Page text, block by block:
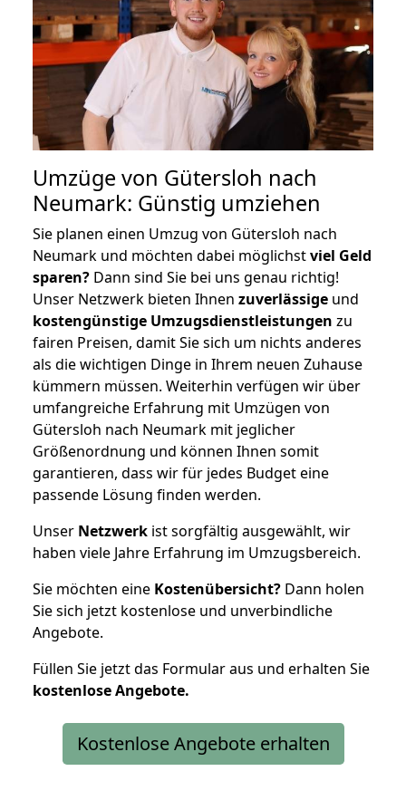
Umzüge von Gütersloh nach
Neumark: Günstig umziehen
Sie planen einen Umzug von Gütersloh nach
Neumark und möchten dabei möglichstviel Geld
sparen? Dann sind Sie bei uns genau richtig!
Unser Netzwerk bieten Ihnen zuverlässige und
kostengünstige Umzugsdienstleistungen zu
fairen Preisen, damit Sie sich um nichts anderes
als die wichtigen Dinge in Ihrem neuen Zuhause
kümmern müssen. Weiterhin verfügen wir über
umfangreiche Erfahrung mit Umzügen von
Gütersloh nach Neumark mit jeglicher
Größenordnung und können Ihnen somit
garantieren, dass wir für jedes Budget eine
passende Lösung finden werden.
Unser Netzwerk ist sorgfältig ausgewählt, wir
haben viele Jahre Erfahrung im Umzugsbereich.
Sie möchten eine Kostenübersicht? Dann holen
Sie sich jetzt kostenlose und unverbindliche
Angebote.
Füllen Sie jetzt das Formular aus und erhalten Sie
kostenloseAngebote.
Kostenlose Angebote erhalten